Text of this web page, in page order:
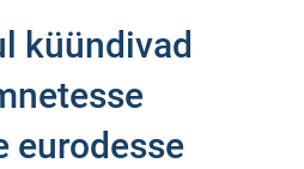
küündivad
eurodesse